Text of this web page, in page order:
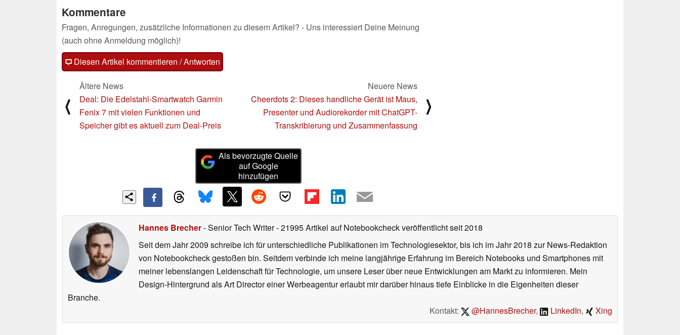
Kommentare
Fragen, Anregungen, zusätzliche Informationen zu diesem Artikel? - Uns interessiert Deine Meinung
(auch ohne Anmeldung möglich)!
Diesen Artikel kommentieren / Antworten
⟨
Ältere News
Deal: Die Edelstahl-Smartwatch Garmin
Fenix 7 mit vielen Funktionen und
Speicher gibt es aktuell zum Deal-Preis
Neuere News
Cheerdots 2: Dieses handliche Gerät ist Maus,
Presenter und Audiorekorder mit ChatGPT-
Transkribierung und Zusammenfassung
⟩
Als bevorzugte Quelle
auf Google
hinzufügen
Hannes Brecher- Senior Tech Writer- 21995 Artikel auf Notebookcheck veröffentlichtseit 2018
Seit dem Jahr 2009 schreibe ich für unterschiedliche Publikationen im Technologiesektor, bis ich im Jahr 2018 zur News-Redaktion
von Notebookcheck gestoßen bin. Seitdem verbinde ich meine langjährige Erfahrung im Bereich Notebooks und Smartphones mit
meiner lebenslangen Leidenschaft für Technologie, um unsere Leser über neue Entwicklungen am Markt zu informieren. Mein
Design-Hintergrund als Art Director einer Werbeagentur erlaubt mir darüber hinaus tiefe Einblicke in die Eigenheiten dieser
Branche.
Kontakt:
@HannesBrecher, LinkedIn, Xing